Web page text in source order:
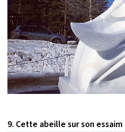
9. Cette abeille sur son essaim